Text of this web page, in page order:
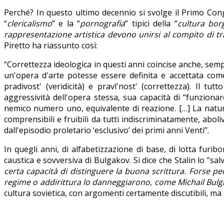
Perché? In questo ultimo decennio si svolge il Primo
“clericalismo” e la “pornografia” tipici della “cultura
rappresentazione artistica devono unirsi al compito di
Piretto ha riassunto così:
“Correttezza ideologica in questi anni coincise anche,
un'opera d'arte potesse essere definita e accettata
pradivost' (veridicità) e pravl'nost' (correttezza). Il
aggressività dell'opera stessa, sua capacità di
nemico numero uno, equivalente di reazione. […] La
comprensibili e fruibili da tutti indiscriminatamente,
dall'episodio proletario ‘esclusivo’ dei primi anni Venti”.
In quegli anni, di alfabetizzazione di base, di lotta
caustica e sovversiva di Bulgakov. Si dice che Stalin lo
certa capacità di distinguere la buona scrittura. Forse
regime o addirittura lo danneggiarono, come Michail
cultura sovietica, con argomenti certamente discutibili,